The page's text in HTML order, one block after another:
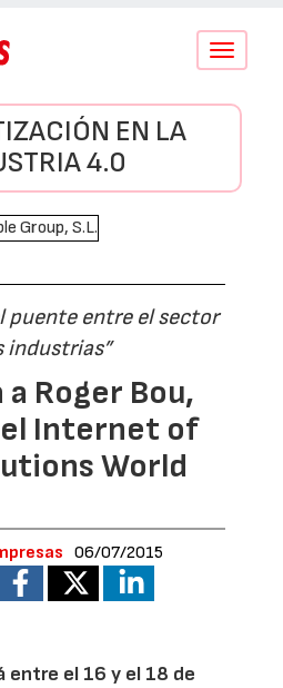
Conmutar
EN LA
4.0
puente entre el sector
industrias”
Roger Bou,
Internet of
World
06/07/2015
entre el 16 y el 18 de